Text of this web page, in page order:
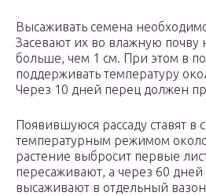
Высаживать семена
Засевают их во влажную почву
больше, чем 1 см. При этом в
поддерживать температуру
Через 10 дней перец должен
Появившуюся рассаду ставят в
температурным режимом около
растение выбросит первые
пересаживают, а через 60
высаживают в отдельный